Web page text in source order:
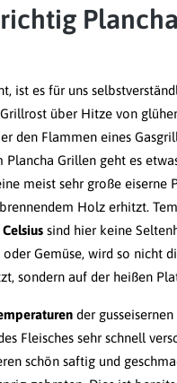
Plancha
ist es für uns
über Hitze von
den Flammen eines
Plancha Grillen geht es
meist sehr große eiserne
Holz erhitzt.
sind hier keine
Gemüse, wird so nicht
sondern auf der heißen
der
Fleisches sehr schnell
schön saftig und